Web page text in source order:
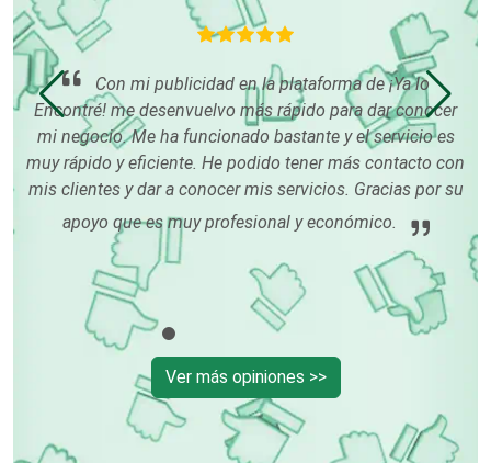
Centros de Espectáculos
Centros de Nutrición
Centros Turísticos
Cerrajerías
Cibercafés
Clínicas de Belleza
Con mi publicidad en la plataforma de ¡Ya lo
Encontré! me desenvuelvo más rápido para dar conocer
mi negocio. Me ha funcionado bastante y el servicio es
muy rápido y eficiente. He podido tener más contacto con
mis clientes y dar a conocer mis servicios. Gracias por su
apoyo que es muy profesional y económico.
Ver más opiniones >>